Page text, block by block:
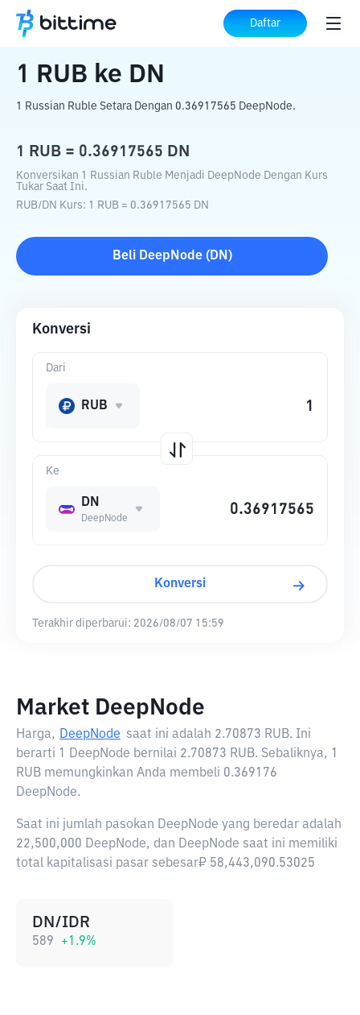
Daftar
Beranda Konverter Kripto ke DN
1 RUB ke DN
1 Russian Ruble Setara Dengan 0.36917565 DeepNode.
1 RUB = 0.36917565 DN
Konversikan 1 Russian Ruble Menjadi DeepNode Dengan Kurs
Tukar Saat Ini.
RUB/DN Kurs: 1 RUB = 0.36917565 DN
Beli DeepNode( DN )
Konversi
Ke
DN
DeepNode
Dari
RUB
Konversi
Terakhir diperbarui: 2026/08/07 15:59
Market DeepNode
Harga, DeepNode saat ini adalah 2.70873 RUB. Ini
berarti 1 DeepNode bernilai 2.70873 RUB. Sebaliknya, 1
RUB memungkinkan Anda membeli 0.369176
DeepNode.
Saat ini jumlah pasokan DeepNode yang beredar adalah
22,500,000 DeepNode, dan DeepNode saat ini memiliki
total kapitalisasi pasar sebesar₽ 58,443,090.53025
DN/IDR
589 +1.9%